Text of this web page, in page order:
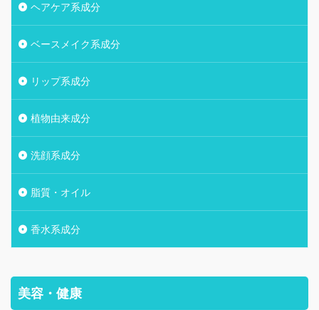
ヘアケア系成分
ベースメイク系成分
リップ系成分
植物由来成分
洗顔系成分
脂質・オイル
香水系成分
美容・健康